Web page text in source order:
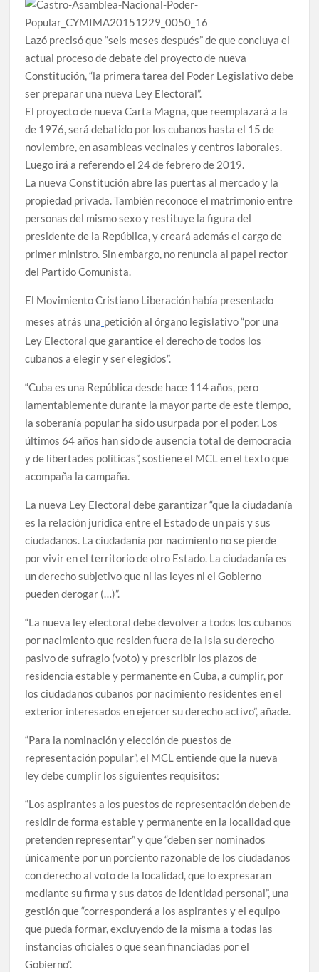
Lazó precisó que “seis meses después” de que concluya el
actual proceso de debate del proyecto de nueva
Constitución, “la primera tarea del Poder Legislativo debe
ser preparar una nueva Ley Electoral”.
El proyecto de nueva Carta Magna, que reemplazará a la
de 1976, será debatido por los cubanos hasta el 15 de
noviembre, en asambleas vecinales y centros laborales.
Luego irá a referendo el 24 de febrero de 2019.
La nueva Constitución abre las puertas al mercado y la
propiedad privada. También reconoce el matrimonio entre
personas del mismo sexo y restituye la figura del
presidente de la República, y creará además el cargo de
primer ministro. Sin embargo, no renuncia al papel rector
del Partido Comunista.
El Movimiento Cristiano Liberación había presentado
meses atrás una petición al órgano legislativo “por una
Ley Electoral que garantice el derecho de todos los
cubanos a elegir y ser elegidos”.
“Cuba es una República desde hace 114 años, pero
lamentablemente durante la mayor parte de este tiempo,
la soberanía popular ha sido usurpada por el poder. Los
últimos 64 años han sido de ausencia total de democracia
y de libertades políticas”, sostiene el MCL en el texto que
acompaña la campaña.
La nueva Ley Electoral debe garantizar “que la ciudadanía
es la relación jurídica entre el Estado de un país y sus
ciudadanos. La ciudadanía por nacimiento no se pierde
por vivir en el territorio de otro Estado. La ciudadanía es
un derecho subjetivo que ni las leyes ni el Gobierno
pueden derogar (…)”.
“La nueva ley electoral debe devolver a todos los cubanos
por nacimiento que residen fuera de la Isla su derecho
pasivo de sufragio (voto) y prescribir los plazos de
residencia estable y permanente en Cuba, a cumplir, por
los ciudadanos cubanos por nacimiento residentes en el
exterior interesados en ejercer su derecho activo”, añade.
“Para la nominación y elección de puestos de
representación popular”, el MCL entiende que la nueva
ley debe cumplir los siguientes requisitos:
“Los aspirantes a los puestos de representación deben de
residir de forma estable y permanente en la localidad que
pretenden representar” y que “deben ser nominados
únicamente por un porciento razonable de los ciudadanos
con derecho al voto de la localidad, que lo expresaran
mediante su firma y sus datos de identidad personal”, una
gestión que “corresponderá a los aspirantes y el equipo
que pueda formar, excluyendo de la misma a todas las
instancias oficiales o que sean financiadas por el
Gobierno”.